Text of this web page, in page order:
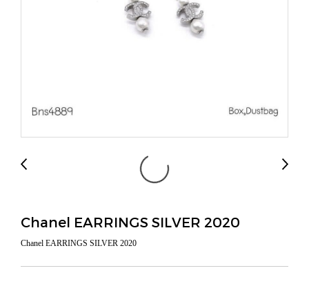
Chanel EARRINGS SILVER 2020
Chanel EARRINGS SILVER 2020